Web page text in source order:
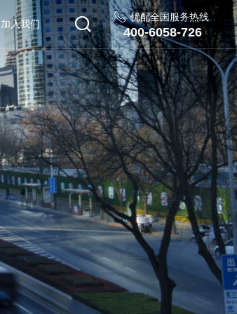
加入我们
热门岗位
在线留言
优配全国服务热线
400-6058-726